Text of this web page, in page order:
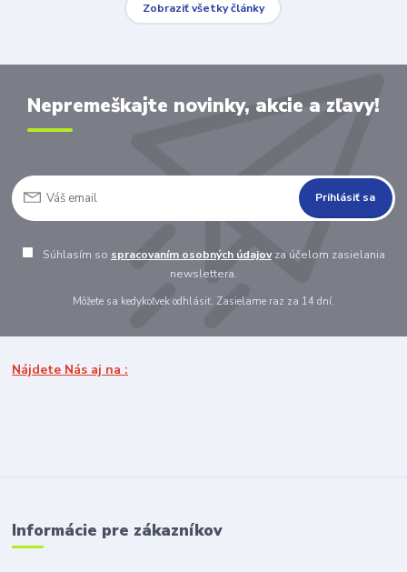
Zobraziť všetky články
Nepremeškajte novinky, akcie a zľavy!
Prihlásiť sa
Súhlasím so spracovaním osobných údajovza účelom zasielania
newslettera.
Môžete sa kedykoľvek odhlásiť. Zasielame raz za 14 dní.
Nájdete Nás aj na :
Informácie pre zákazníkov